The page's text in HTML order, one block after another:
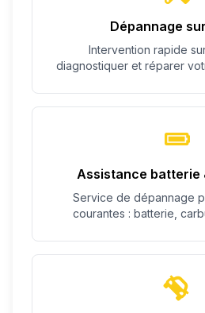
Dépannage
Intervention rapide
diagnostiquer et réparer
Assistance batterie
Service de dépannage
courantes : batterie,